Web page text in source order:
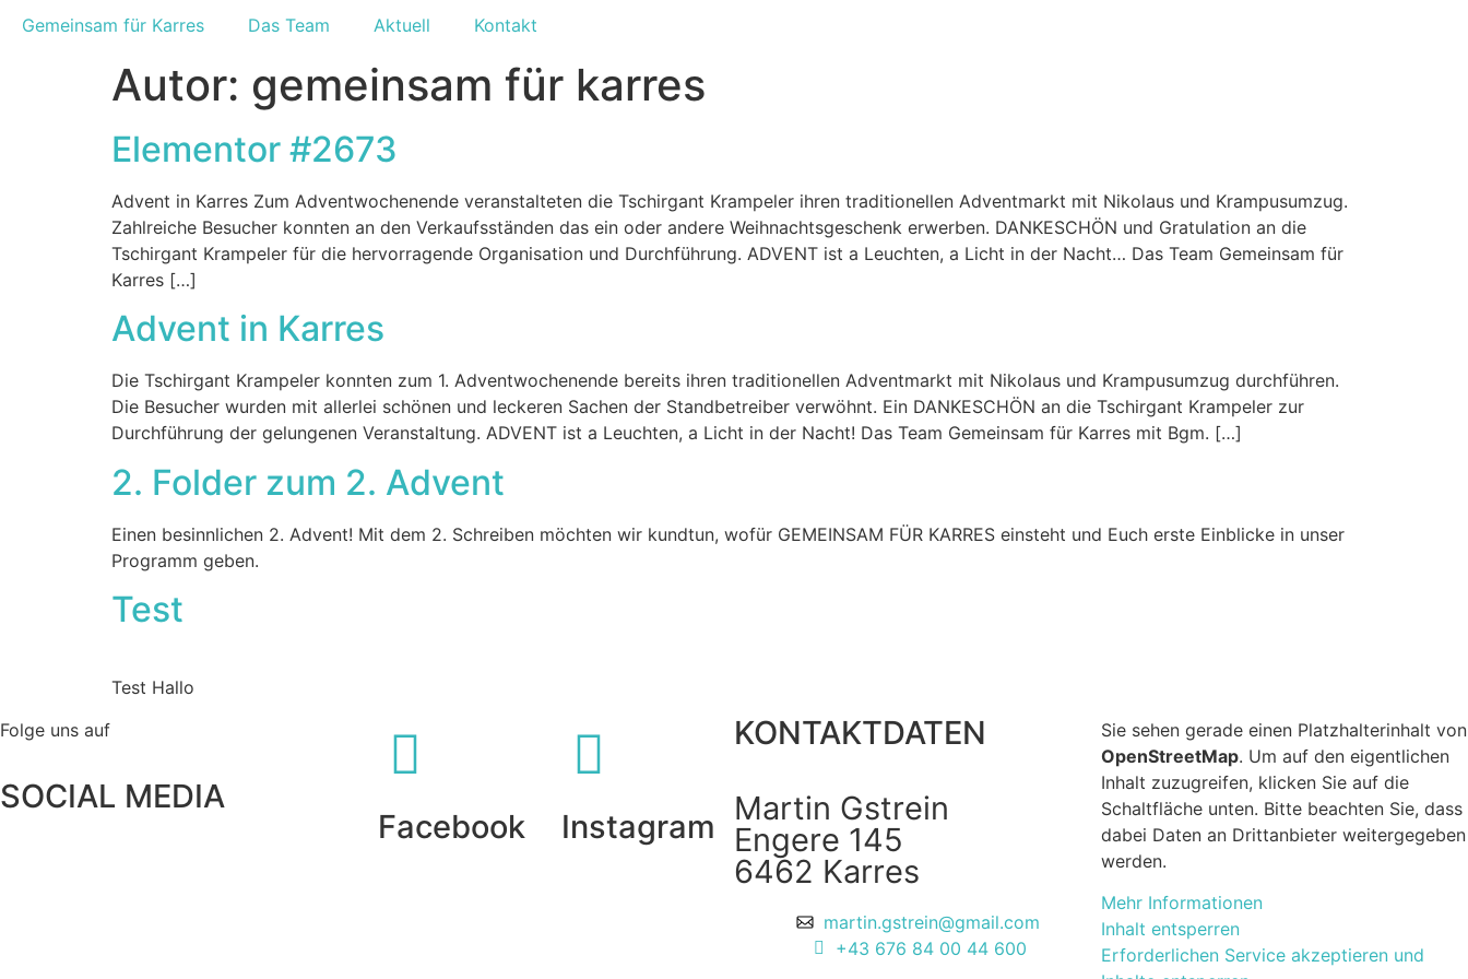
Gemeinsam für Karres Das Team Aktuell Kontakt
Autor: gemeinsam für karres
Elementor #2673
Advent in Karres Zum Adventwochenende veranstalteten die Tschirgant Krampeler ihren traditionellen Adventmarkt mit Nikolaus und Krampusumzug.
Zahlreiche Besucher konnten an den Verkaufsständen das ein oder andere Weihnachtsgeschenk erwerben. DANKESCHÖN und Gratulation an die
Tschirgant Krampeler für die hervorragende Organisation und Durchführung. ADVENT ist a Leuchten, a Licht in der Nacht… Das Team Gemeinsam für
Karres […]
Advent in Karres
Die Tschirgant Krampeler konnten zum 1. Adventwochenende bereits ihren traditionellen Adventmarkt mit Nikolaus und Krampusumzug durchführen.
Die Besucher wurden mit allerlei schönen und leckeren Sachen der Standbetreiber verwöhnt. Ein DANKESCHÖN an die Tschirgant Krampeler zur
Durchführung der gelungenen Veranstaltung. ADVENT ist a Leuchten, a Licht in der Nacht! Das Team Gemeinsam für Karres mit Bgm. […]
2. Folder zum 2. Advent
Einen besinnlichen 2. Advent! Mit dem 2. Schreiben möchten wir kundtun, wofür GEMEINSAM FÜR KARRES einsteht und Euch erste Einblicke in unser
Programm geben.
Test
Test Hallo
Folge uns auf
SOCIAL MEDIA
Facebook Instagram
KONTAKTDATEN
Martin Gstrein
Engere 145
6462 Karres
martin.gstrein@gmail.com
+43 676 84 00 44 600
Sie sehen gerade einen Platzhalterinhalt von
OpenStreetMap. Um auf den eigentlichen
Inhalt zuzugreifen, klicken Sie auf die
Schaltfläche unten. Bitte beachten Sie, dass
dabei Daten an Drittanbieter weitergegeben
werden.
Mehr Informationen
Inhalt entsperren
Erforderlichen Service akzeptieren und